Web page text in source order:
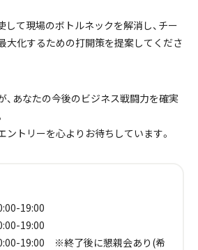
して現場のボトルネックを解消し、チー
大化するための打開策を提案してくださ
、あなたの今後のビジネス戦闘力を確実
トリーを心よりお待ちしています。
19:00
19:00
19:00 ※終了後に懇親会あり(希